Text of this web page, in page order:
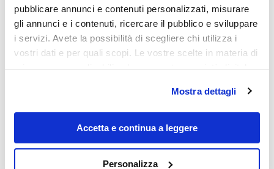
pubblicare annunci e contenuti personalizzati, misurare
gli annunci e i contenuti, ricercare il pubblico e sviluppare
i servizi. Avete la possibilità di scegliere chi utilizza i
vostri dati e per quali scopi. Le vostre scelte in materia di
privacy sono applicabili solo su questa proprietà digitale
modificare o revocare il proprio consenso in qualsiasi
momento dalla Dichiarazione sui cookie o facendo clic
sull'icona di attivazione della privacy.
Mostra dettagli
Accetta e continua a leggere
Personalizza
Destinazioni